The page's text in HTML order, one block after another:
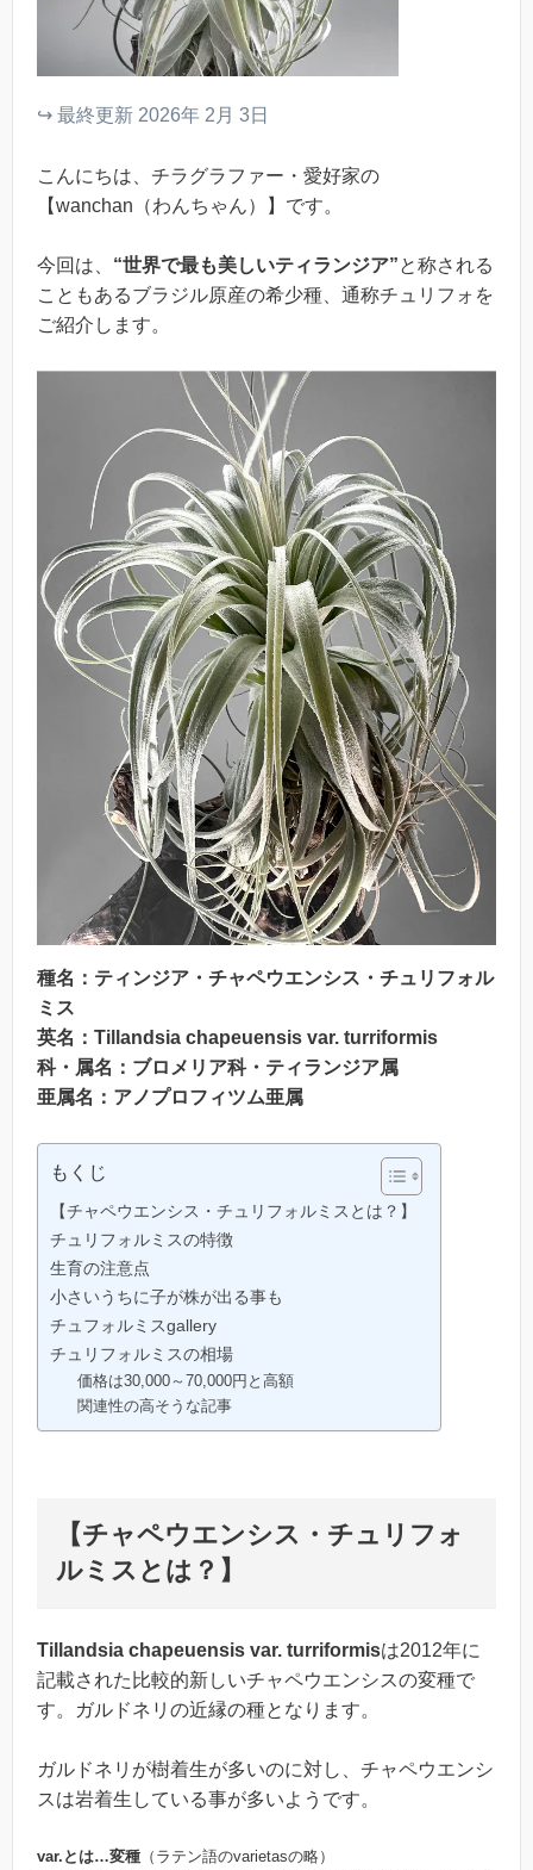
↪︎ 最終更新 2026年 2月 3日
こんにちは、チラグラファー・愛好家の
【wanchan（わんちゃん）】です。
今回は、 “世界で最も美しいティランジア”と称される
こともあるブラジル原産の希少種、通称チュリフォを
ご紹介します。
種名：ティンジア・ チャペウエンシス・チュリフォル
ミス
英名： Tillandsia chapeuensis var. turriformis
科・属名：ブロメリア科・ティランジア属
亜属名： アノプロフィツム亜属
もくじ
【チャペウエンシス・チュリフォルミスとは？】
チュリフォルミスの特徴
生育の注意点
小さいうちに子が株が出る事も
チュフォルミスgallery
チュリフォルミスの相場
価格は30,000～70,000円と高額
関連性の高そうな記事
【チャペウエンシス・チュリフォ
ルミス とは？ 】
Tillandsia chapeuensis var. turriformisは2012年に
記載された比較的新しいチャペウエンシスの変種で
す。ガルドネリの近縁の種となります。
ガルドネリが樹着生が多いのに対し、チャペウエンシ
スは岩着生している事が多いようです。
var.とは…変種 （ラテン語のvarietasの略）